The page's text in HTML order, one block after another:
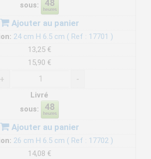
sous:
Ajouter au panier
24 cm H 6.5 cm ( Ref : 17701 )
13,25 €
15,90 €
+ -
Livré
sous:
Ajouter au panier
26 cm H 6.5 cm ( Ref : 17702 )
14,08 €